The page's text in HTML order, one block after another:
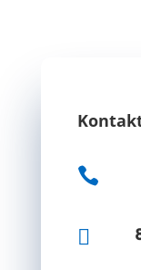

